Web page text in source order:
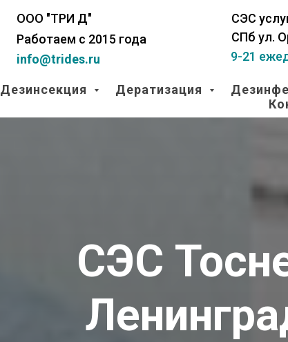
Работаем с 2015 года
СЭС
9-21
ООО "ТРИ Д"
СПб ул.
info@trides.ru
Дезинсекция Дератизация
СЭС